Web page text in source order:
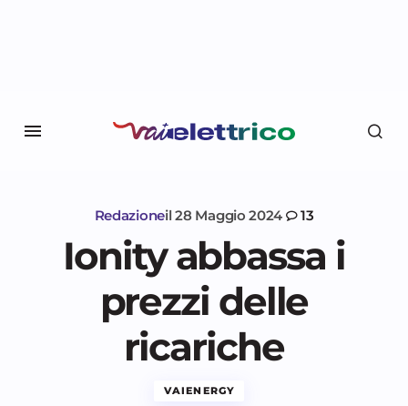
Redazioneil 28 Maggio 2024 13
Ionity abbassa i
prezzi delle
ricariche
VAIENERGY